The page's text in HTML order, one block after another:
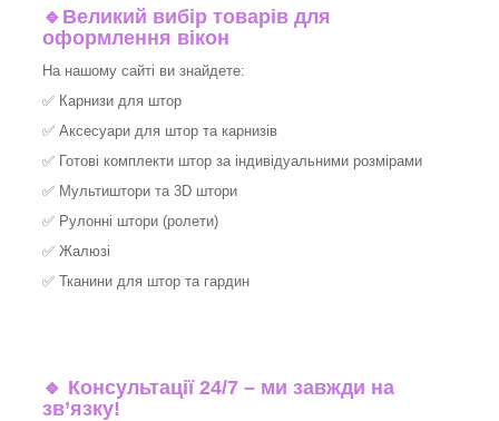
🔹 Великий вибір товарів для
оформлення вікон
На нашому сайті ви знайдете:
✅ Карнизи для штор
✅ Аксесуари для штор та карнизів
✅ Готові комплекти штор за індивідуальними розмірами
✅ Мультиштори та 3D штори
✅ Рулонні штори (ролети)
✅ Жалюзі
✅ Тканини для штор та гардин
🔹 Консультації 24/7 – ми завжди на
зв’язку!